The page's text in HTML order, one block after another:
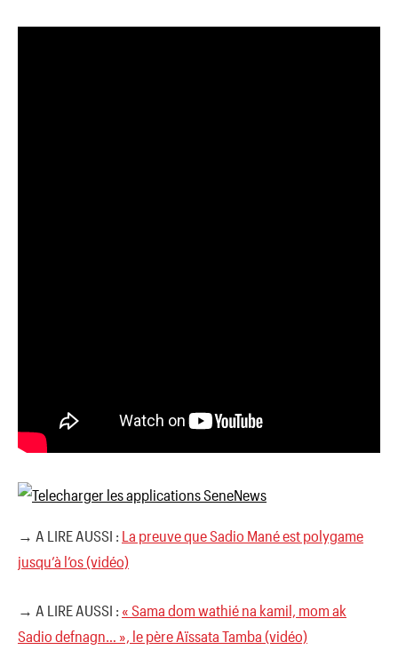
→ A LIRE AUSSI : La preuve que Sadio Mané est polygame
jusqu’à l’os (vidéo)
→ A LIRE AUSSI : « Sama dom wathié na kamil, mom ak
Sadio defnagn… », le père Aïssata Tamba (vidéo)